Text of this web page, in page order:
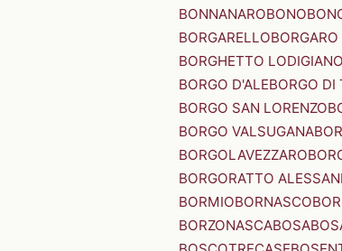
BONNANAROBONO
BORGARELLO
BORGHETTO LODIGIANO
BORGO D'ALEBORGO DI
BORGO SAN LORENZO
BORGO VALSUGANA
BORGOLAVEZZARO
BORGORATTO
BORMIOBORNASCO
BORZONASCABOSA